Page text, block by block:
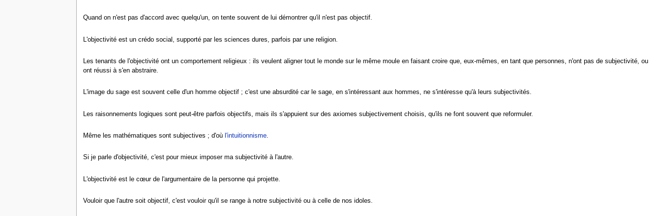
Quand on n'est pas d'accord avec quelqu'un, on tente souvent de lui démontrer qu'il n'est pas objectif.
L'objectivité est un crédo social, supporté par les sciences dures, parfois par une religion.
Les tenants de l'objectivité ont un comportement religieux : ils veulent aligner tout le monde sur le même moule en faisant croire que, eux-mêmes, en tant que personnes, n'ont pas de subjectivité, ou
ont réussi à s'en abstraire.
L'image du sage est souvent celle d'un homme objectif ; c'est une absurdité car le sage, en s'intéressant aux hommes, ne s'intéresse qu'à leurs subjectivités.
Les raisonnements logiques sont peut-être parfois objectifs, mais ils s'appuient sur des axiomes subjectivement choisis, qu'ils ne font souvent que reformuler.
Même les mathématiques sont subjectives ; d'où l'intuitionnisme.
Si je parle d'objectivité, c'est pour mieux imposer ma subjectivité à l'autre.
L'objectivité est le cœur de l'argumentaire de la personne qui projette.
Vouloir que l'autre soit objectif, c'est vouloir qu'il se range à notre subjectivité ou à celle de nos idoles.